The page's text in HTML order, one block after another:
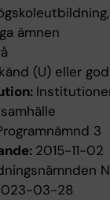
ämnen
(U) eller
3
2015-11-02
03-28